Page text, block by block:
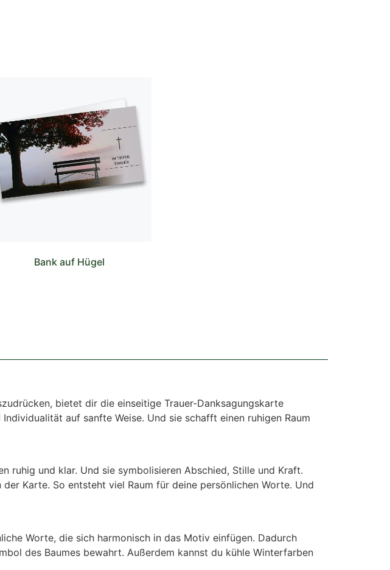
Bank auf Hügel
bietet dir die einseitige Trauer-Danksagungskarte
auf sanfte Weise. Und sie schafft einen ruhigen Raum
ruhig und klar. Und sie symbolisieren Abschied, Stille und Kraft.
Karte. So entsteht viel Raum für deine persönlichen Worte. Und
Worte, die sich harmonisch in das Motiv einfügen. Dadurch
des Baumes bewahrt. Außerdem kannst du kühle Winterfarben